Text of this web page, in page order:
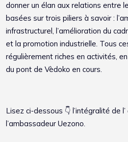
donner un élan aux relations entre
basées sur trois piliers à savoir :
infrastructurel, l’amélioration du
et la promotion industrielle. Tous
régulièrement riches en activités,
du pont de Vèdoko en cours.
Lisez ci-dessous 👇 l’intégralité de
l’ambassadeur Uezono.